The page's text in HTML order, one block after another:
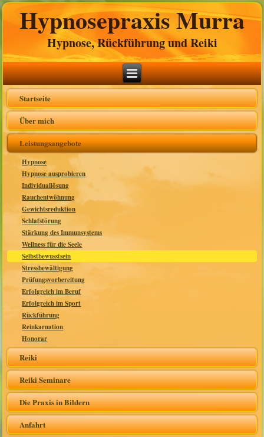
Hypnosepraxis Murra
Hypnose, Rückführung und Reiki
Startseite
Über mich
Leistungsangebote
Hypnose
Hypnose ausprobieren
Individuallösung
Rauchentwöhnung
Gewichtsreduktion
Schlafstörung
Stärkung des Immunsystems
Wellness für die Seele
Selbstbewusstsein
Stressbewältigung
Prüfungsvorbereitung
Erfolgreich im Beruf
Erfolgreich im Sport
Rückführung
Reinkarnation
Honorar
Reiki
Reiki Seminare
Die Praxis in Bildern
Anfahrt